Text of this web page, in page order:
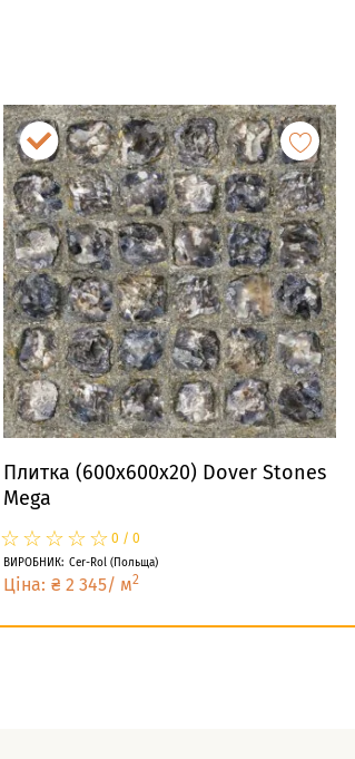
Плитка (600x600x20) Dover Stones
Mega
☆
★☆
★☆
★☆
★☆
★ 0 / 0
ВИРОБНИК: Cer-Rol (Польща)
Ціна: ₴ 2 345/ м2